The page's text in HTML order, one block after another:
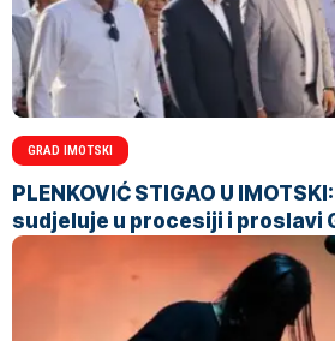
GRAD IMOTSKI
PLENKOVIĆ STIGAO U
sudjeluje u procesiji i proslavi